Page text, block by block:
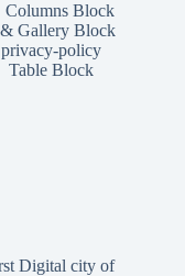
Columns Block
Gallery Block
privacy-policy
Table Block
Digital city of